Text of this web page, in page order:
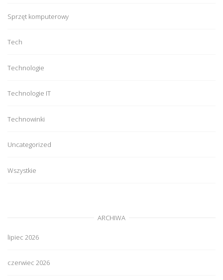
Sprzęt komputerowy
Tech
Technologie
Technologie IT
Technowinki
Uncategorized
Wszystkie
ARCHIWA
lipiec 2026
czerwiec 2026